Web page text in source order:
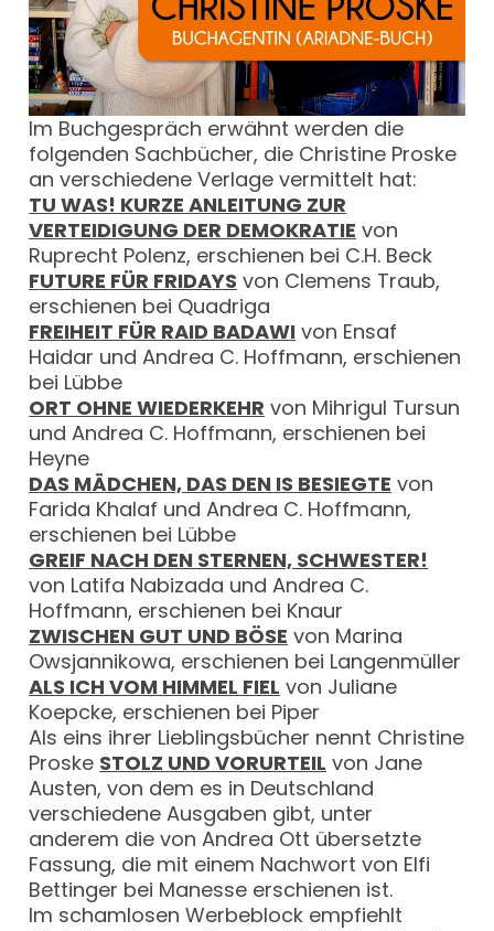
Im Buchgespräch erwähnt werden die
folgenden Sachbücher, die Christine Proske
an verschiedene Verlage vermittelt hat:
TU WAS! KURZE ANLEITUNG ZUR
VERTEIDIGUNG DER DEMOKRATIE von
Ruprecht Polenz, erschienen bei C.H. Beck
FUTURE FÜR FRIDAYS von Clemens Traub,
erschienen bei Quadriga
FREIHEIT FÜR RAID BADAWI von Ensaf
Haidar und Andrea C. Hoffmann, erschienen
bei Lübbe
ORT OHNE WIEDERKEHR von Mihrigul Tursun
und Andrea C. Hoffmann, erschienen bei
Heyne
DAS MÄDCHEN, DAS DEN IS BESIEGTE von
Farida Khalaf und Andrea C. Hoffmann,
erschienen bei Lübbe
GREIF NACH DEN STERNEN, SCHWESTER!
von Latifa Nabizada und Andrea C.
Hoffmann, erschienen bei Knaur
ZWISCHEN GUT UND BÖSE von Marina
Owsjannikowa, erschienen bei Langenmüller
ALS ICH VOM HIMMEL FIEL von Juliane
Koepcke, erschienen bei Piper
Als eins ihrer Lieblingsbücher nennt Christine
Proske STOLZ UND VORURTEIL von Jane
Austen, von dem es in Deutschland
verschiedene Ausgaben gibt, unter
anderem die von Andrea Ott übersetzte
Fassung, die mit einem Nachwort von Elfi
Bettinger bei Manesse erschienen ist.
Im schamlosen Werbeblock empfiehlt